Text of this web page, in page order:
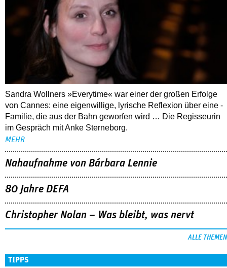
Sandra Wollners »Everytime« war einer der großen Erfolge
von Cannes: eine eigenwillige, lyrische Reflexion über eine ­
Familie, die aus der Bahn geworfen wird … Die Regisseurin
im Gespräch mit Anke Sterneborg.
MEHR
Nahaufnahme von Bárbara Lennie
80 Jahre DEFA
Christopher Nolan – Was bleibt, was nervt
ALLE THEMEN
TIPPS